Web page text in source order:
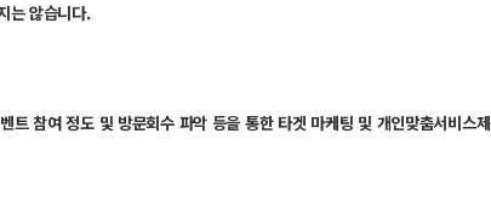
는 않습니다.
참여 정도 및 방문회수 파악 등을 통한 타겟 마케팅 및 개인맞춤서비스